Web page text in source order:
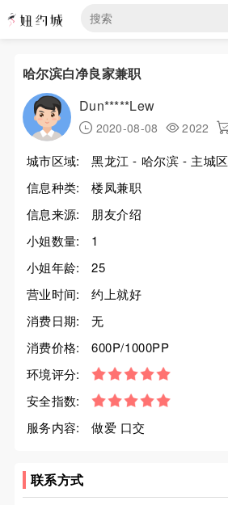
哈尔滨白净良家兼职
Dun*****Lew
2020-08-08 2022
城市区域:
黑龙江 - 哈尔滨 - 主城区
信息种类:
楼凤兼职
信息来源:
朋友介绍
小姐数量:
1
小姐年龄:
25
营业时间:
约上就好
消费日期:
无
消费价格:
600P/1000PP
环境评分:
安全指数:
服务内容:
做爱 口交
联系方式